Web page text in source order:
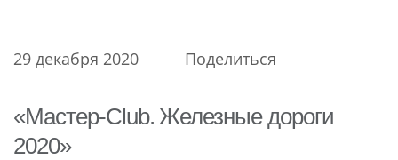
НОВОСТИ
История
Команда
29 декабря 2020 Поделиться
«Мастер-Club. Железные дороги
2020»